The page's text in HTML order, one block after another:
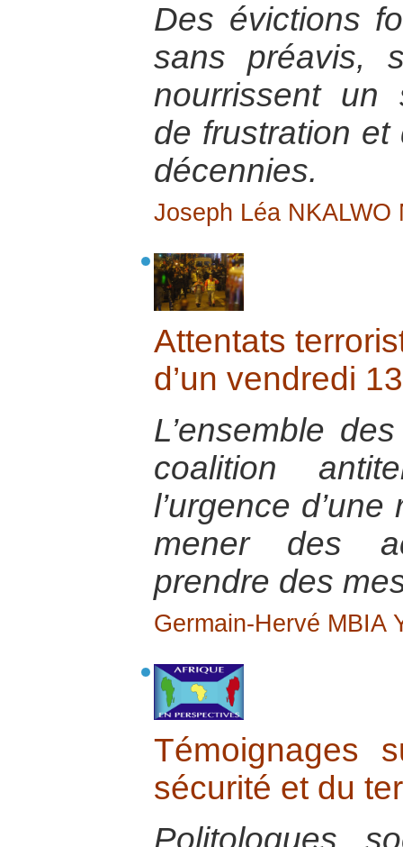
Des évictions
sans préavis,
nourrissent un
de frustration et
décennies.
Joseph Léa NKALWO
Attentats
d’un vendredi 13
L’ensemble
coalition
l’urgence
mener des
prendre des
Germain-Hervé MBIA
Témoignages
sécurité et du
Politologues,